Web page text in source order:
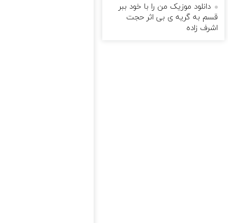
دانلود موزیک من را با خود ببر
قسم به گریه ی بی اثر حجت
اشرف زاده